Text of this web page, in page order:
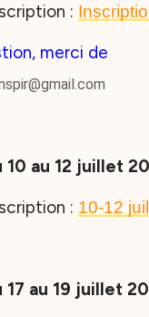
:
merci de
au 12 juillet
: 10-12
au 19 juillet